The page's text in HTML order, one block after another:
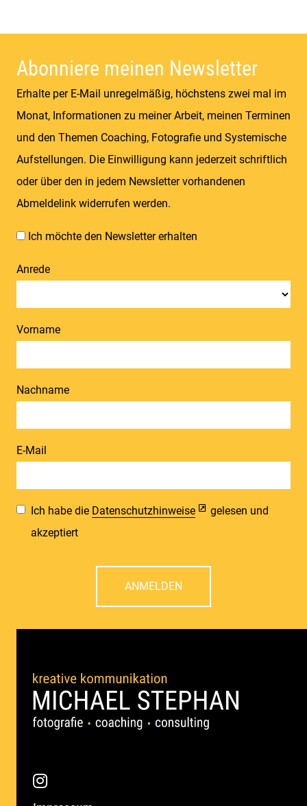
Abonniere meinen Newsletter
Erhalte per E-Mail unregelmäßig, höchstens zwei mal im
Monat, Informationen zu meiner Arbeit, meinen Terminen
und den Themen Coaching, Fotografie und Systemische
Aufstellungen. Die Einwilligung kann jederzeit schriftlich
oder über den in jedem Newsletter vorhandenen
Abmeldelink widerrufen werden.
Ich möchte den Newsletter erhalten
Anrede
Vorname
Nachname
E-Mail
Ich habe die Datenschutzhinweise
gelesen und
akzeptiert
ANMELDEN